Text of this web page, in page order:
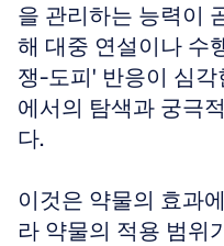
을 관리하는 능력이
해 대중 연설이나 수
쟁-도피' 반응이 심
에서의 탐색과 궁극
다.
이것은 약물의 효과
라 약물의 적용 범위